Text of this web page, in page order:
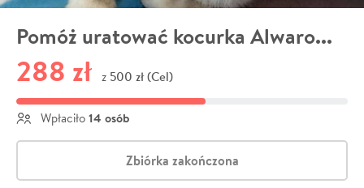
Pomóż uratować kocurka Alwaro...
288 zł z 500 zł (Cel)
Wpłaciło 14 osób
Zbiórka zakończona